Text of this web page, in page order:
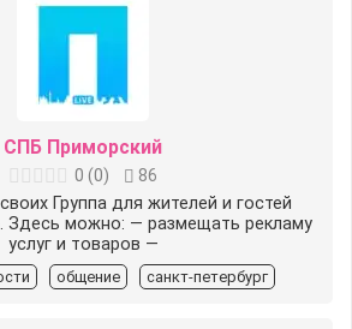
СПБ Приморский
0 (0)
86
Группа для жителей и гостей
Здесь можно: — размещать рекламу
услуг и товаров —
общение санкт-петербург